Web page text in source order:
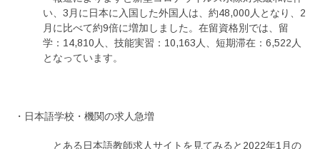
い、3月に日本に入国した外国人は、約48,000人となり、2
月に比べて約9倍に増加しました。在留資格別では、留
学：14,810人、技能実習：10,163人、短期滞在：6,522人
となっています。
・日本語学校・機関の求人急増
とある日本語教師求人サイトを見てみると2022年1月の